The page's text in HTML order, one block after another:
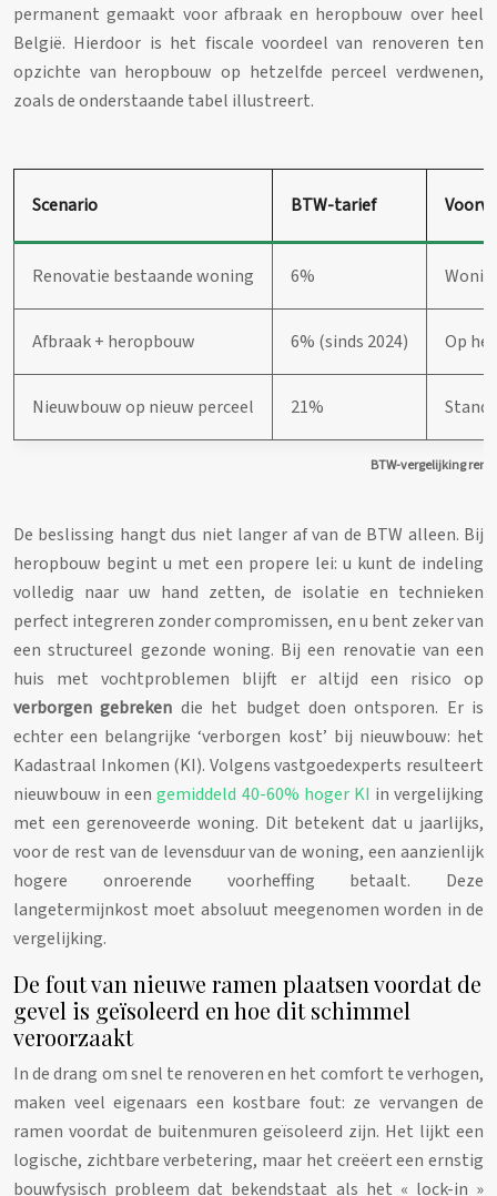
permanent gemaakt voor afbraak en heropbouw over heel
België. Hierdoor is het fiscale voordeel van renoveren ten
opzichte van heropbouw op hetzelfde perceel verdwenen,
zoals de onderstaande tabel illustreert.
BTW-vergelijking
Scenario BTW-tarief
Renovatie bestaande woning 6%
Afbraak + heropbouw 6% (sinds 2024) Op
Nieuwbouw op nieuw perceel 21%
De beslissing hangt dus niet langer af van de BTW alleen. Bij
heropbouw begint u met een propere lei: u kunt de indeling
volledig naar uw hand zetten, de isolatie en technieken
perfect integreren zonder compromissen, en u bent zeker van
een structureel gezonde woning. Bij een renovatie van een
huis met vochtproblemen blijft er altijd een risico op
verborgen gebreken die het budget doen ontsporen. Er is
echter een belangrijke ‘verborgen kost’ bij nieuwbouw: het
Kadastraal Inkomen (KI). Volgens vastgoedexperts resulteert
nieuwbouw in eengemiddeld 40-60% hoger KI in vergelijking
met een gerenoveerde woning. Dit betekent dat u jaarlijks,
voor de rest van de levensduur van de woning, een aanzienlijk
hogere onroerende voorheffing betaalt. Deze
langetermijnkost moet absoluut meegenomen worden in de
vergelijking.
De fout van nieuwe ramen plaatsen voordat de
gevel is geïsoleerd en hoe dit schimmel
veroorzaakt
In de drang om snel te renoveren en het comfort te verhogen,
maken veel eigenaars een kostbare fout: ze vervangen de
ramen voordat de buitenmuren geïsoleerd zijn. Het lijkt een
logische, zichtbare verbetering, maar het creëert een ernstig
bouwfysisch probleem dat bekendstaat als het « lock-in »